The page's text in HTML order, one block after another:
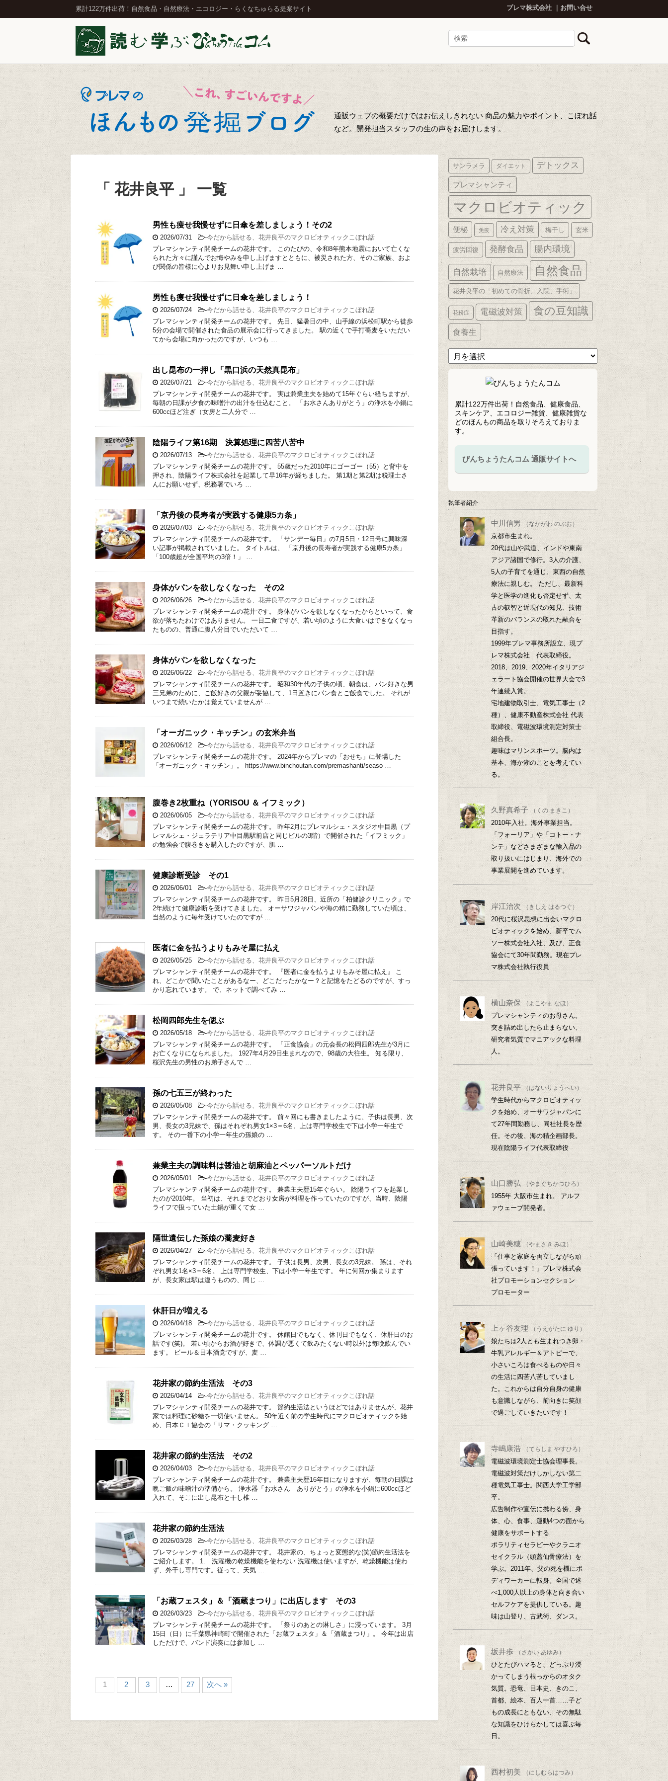
累計122万件出荷！自然食品・自然療法・エコロジー・らくなちゅらる提案サイト プレマ株式会社 お問い合せ
通販ウェブの概要だけではお伝えしきれない 商品の魅力やポイント、こぼれ話
など。開発担当スタッフの生の声をお届けします。
「 花井良平 」 一覧
男性も痩せ我慢せずに日傘を差しましょう！その2
2026/07/31 -今だから話せる、花井良平のマクロビオティックこぼれ話
プレマシャンティ開発チームの花井です。 このたびの、令和8年熊本地震において亡くな
られた方々に謹んでお悔やみを申し上げますとともに、被災された方、そのご家族、およ
び関係の皆様に心よりお見舞い申し上げま …
男性も痩せ我慢せずに日傘を差しましょう！
2026/07/24 -今だから話せる、花井良平のマクロビオティックこぼれ話
プレマシャンティ開発チームの花井です。 先日、猛暑日の中、山手線の浜松町駅から徒歩
5分の会場で開催された食品の展示会に行ってきました。 駅の近くで手打蕎麦をいただい
てから会場に向かったのですが、いつも …
出し昆布の一押し「黒口浜の天然真昆布」
2026/07/21 -今だから話せる、花井良平のマクロビオティックこぼれ話
プレマシャンティ開発チームの花井です。 実は兼業主夫を始めて15年ぐらい経ちますが、
毎朝の日課が夕食の味噌汁の出汁を仕込むこと。 「お水さんありがとう」の浄水を小鍋に
600ccほど注ぎ（女房と二人分で …
陰陽ライフ第16期 決算処理に四苦八苦中
2026/07/13 -今だから話せる、花井良平のマクロビオティックこぼれ話
プレマシャンティ開発チームの花井です。 55歳だった2010年にゴーゴー（55）と背中を
押され、陰陽ライフ株式会社を起業して早16年が経ちました。 第1期と第2期は税理士さ
んにお願いせず、税務署でいろ …
「京丹後の長寿者が実践する健康5カ条」
2026/07/03 -今だから話せる、花井良平のマクロビオティックこぼれ話
プレマシャンティ開発チームの花井です。 「サンデー毎日」の7月5日・12日号に興味深
い記事が掲載されていました。 タイトルは、 「京丹後の長寿者が実践する健康5カ条」
「100歳超が全国平均の3倍！」 …
身体がパンを欲しなくなった その2
2026/06/26 -今だから話せる、花井良平のマクロビオティックこぼれ話
プレマシャンティ開発チームの花井です。 身体がパンを欲しなくなったからといって、食
欲が落ちたわけではありません。 一日二食ですが、若い頃のように大食いはできなくなっ
たものの、普通に腹八分目でいただいて …
身体がパンを欲しなくなった
2026/06/22 -今だから話せる、花井良平のマクロビオティックこぼれ話
プレマシャンティ開発チームの花井です。 昭和30年代の子供の頃、朝食は、パン好きな男
三兄弟のために、ご飯好きの父親が妥協して、1日置きにパン食とご飯食でした。 それが
いつまで続いたかは覚えていませんが …
「オーガニック・キッチン」の玄米弁当
2026/06/12 -今だから話せる、花井良平のマクロビオティックこぼれ話
プレマシャンティ開発チームの花井です。 2024年からプレマの「おせち」に登場した
「オーガニック・キッチン」。 https://www.binchoutan.com/premashanti/seaso …
腹巻き2枚重ね（YORISOU ＆ イフミック）
2026/06/05 -今だから話せる、花井良平のマクロビオティックこぼれ話
プレマシャンティ開発チームの花井です。 昨年2月にプレマルシェ・スタジオ中目黒（プ
レマルシェ・ジェラテリア中目黒駅前店と同じビルの3階）で開催された「イフミック」
の勉強会で腹巻きを購入したのですが、肌 …
健康診断受診 その1
2026/06/01 -今だから話せる、花井良平のマクロビオティックこぼれ話
プレマシャンティ開発チームの花井です。 昨日5月28日、近所の「柏健診クリニック」で
2年続けて健康診断を受けてきました。 オーサワジャパンや海の精に勤務していた頃は、
当然のように毎年受けていたのですが …
医者に金を払うよりもみそ屋に払え
2026/05/25 -今だから話せる、花井良平のマクロビオティックこぼれ話
プレマシャンティ開発チームの花井です。 『医者に金を払うよりもみそ屋に払え』 こ
れ、どこかで聞いたことがあるなー、どこだったかなー？と記憶をたどるのですが、すっ
かり忘れています。 で、ネットで調べてみ …
松岡四郎先生を偲ぶ
2026/05/18 -今だから話せる、花井良平のマクロビオティックこぼれ話
プレマシャンティ開発チームの花井です。 「正食協会」の元会長の松岡四郎先生が3月に
お亡くなりになられました。 1927年4月29日生まれなので、98歳の大往生。 知る限り、
桜沢先生の男性のお弟子さんで …
孫の七五三が終わった
2026/05/08 -今だから話せる、花井良平のマクロビオティックこぼれ話
プレマシャンティ開発チームの花井です。 前々回にも書きましたように、子供は長男、次
男、長女の3兄妹で、孫はそれぞれ男女1×3＝6名、上は専門学校生で下は小学一年生で
す。 その一番下の小学一年生の孫娘の …
兼業主夫の調味料は醤油と胡麻油とペッパーソルトだけ
2026/05/01 -今だから話せる、花井良平のマクロビオティックこぼれ話
プレマシャンティ開発チームの花井です。 兼業主夫歴15年ぐらい。 陰陽ライフを起業し
たのが2010年。 当初は、それまでどおり女房が料理を作っていたのですが、当時、陰陽
ライフで扱っていた土鍋が重くて女 …
隔世遺伝した孫娘の蕎麦好き
2026/04/27 -今だから話せる、花井良平のマクロビオティックこぼれ話
プレマシャンティ開発チームの花井です。 子供は長男、次男、長女の3兄妹。 孫は、それ
ぞれ男女1名×3＝6名。 上は専門学校生、下は小学一年生です。 年に何回か集まります
が、長女家は駅は違うものの、同じ …
休肝日が増える
2026/04/18 -今だから話せる、花井良平のマクロビオティックこぼれ話
プレマシャンティ開発チームの花井です。 休館日でもなく、休刊日でもなく、休肝日のお
話です(笑)。 若い頃からお酒が好きで、体調が悪くて飲みたくない時以外は毎晩飲んでい
ます。 ビール＆日本酒党ですが、麦 …
花井家の節約生活法 その3
2026/04/14 -今だから話せる、花井良平のマクロビオティックこぼれ話
プレマシャンティ開発チームの花井です。 節約生活法というほどではありませんが、花井
家では料理に砂糖を一切使いません。 50年近く前の学生時代にマクロビオティックを始
め、日本ＣＩ協会の「リマ・クッキング …
花井家の節約生活法 その2
2026/04/03 -今だから話せる、花井良平のマクロビオティックこぼれ話
プレマシャンティ開発チームの花井です。 兼業主夫歴16年目になりますが、毎朝の日課は
晩ご飯の味噌汁の準備から。 浄水器「お水さん ありがとう」の浄水を小鍋に600ccほど
入れて、そこに出し昆布と干し椎 …
花井家の節約生活法
2026/03/28 -今だから話せる、花井良平のマクロビオティックこぼれ話
プレマシャンティ開発チームの花井です。 花井家の、ちょっと変態的な(笑)節約生活法を
ご紹介します。 1. 洗濯機の乾燥機能を使わない 洗濯機は使いますが、乾燥機能は使わ
ず、外干し専門です。従って、天気 …
「お蔵フェスタ」＆「酒蔵まつり」に出店します その3
2026/03/23 -今だから話せる、花井良平のマクロビオティックこぼれ話
プレマシャンティ開発チームの花井です。 「祭りのあとの淋しさ」に浸っています。 3月
15日（日）に千葉県神崎町で開催された「お蔵フェスタ」＆「酒蔵まつり」。 今年は出店
しただけで、バンド演奏には参加し …
1 2 3 … 27 次へ »
サンラメラ ダイエット デトックス
プレマシャンティ
マクロビオティック
便秘 免疫 冷え対策 梅干し 玄米
疲労回復 発酵食品 腸内環境
自然栽培 自然療法 自然食品
花井良平の「初めての骨折、入院、手術」
花粉症 電磁波対策 食の豆知識
食養生
ア
ー
カ
累計122万件出荷！自然食品、健康食品、
スキンケア、エコロジー雑貨、健康雑貨な
どのほんもの商品を取りそろえておりま
す。
びんちょうたんコム 通販サイトへ
執筆者紹介
中川信男 （なかがわ のぶお）
京都市生まれ。
20代は山や武道、インドや東南
アジア諸国で修行。3人の介護、
5人の子育てを通じ、東西の自然
療法に親しむ。 ただし、最新科
学と医学の進化も否定せず、太
古の叡智と近現代の知見、技術
革新のバランスの取れた融合を
目指す。
1999年プレマ事務所設立、現プ
レマ株式会社 代表取締役。
2018、2019、2020年イタリアジ
ェラート協会開催の世界大会で3
年連続入賞。
宅地建物取引士、電気工事士（2
種）、健康不動産株式会社 代表
取締役、電磁波環境測定対策士
組合長。
趣味はマリンスポーツ。脳内は
基本、海か湖のことを考えてい
る。
久野真希子 （くの まきこ）
2010年入社。海外事業担当。
「フォーリア」や「コトー・ナ
ンテ」などさまざまな輸入品の
取り扱いにはじまり、海外での
事業展開を進めています。
岸江治次 （きしえ はるつぐ）
20代に桜沢思想に出会いマクロ
ビオティックを始め、新卒でム
ソー株式会社入社、及び、正食
協会にて30年間勤務。現在プレ
マ株式会社執行役員
横山奈保 （よこやま なほ）
プレマシャンティのお母さん。
突き詰め出したら止まらない、
研究者気質でマニアックな料理
人。
花井良平 （はないりょうへい）
学生時代からマクロビオティッ
クを始め、オーサワジャパンに
て27年間勤務し、同社社長を歴
任。その後、海の精企画部長。
現在陰陽ライフ代表取締役
山口勝弘 （やまぐちかつひろ）
1955年 大阪市生まれ。 アルフ
ァウェーブ開発者。
山崎美穂 （やまさき みほ）
「仕事と家庭を両立しながら頑
張っています！」プレマ株式会
社プロモーションセクション
プロモーター
上ヶ谷友理 （うえがたに ゆり）
娘たちは2人とも生まれつき卵・
牛乳アレルギー＆アトピーで、
小さいころは食べるものや日々
の生活に四苦八苦していまし
た。これからは自分自身の健康
も意識しながら、前向きに笑顔
で過ごしていきたいです！
寺嶋康浩 （てらしま やすひろ）
電磁波環境測定士協会理事長。
電磁波対策だけしかしない第二
種電気工事士。関西大学工学部
卒。
広告制作や宣伝に携わる傍、身
体、心、食事、運動4つの面から
健康をサポートする
ポラリティセラピーやクラニオ
セイクラル（頭蓋仙骨療法）を
学ぶ。2011年、父の死を機にボ
ディワーカーに転身。全国で述
べ1,000人以上の身体と向き合い
セルフケアを提供している。趣
味は山登り、古武術、ダンス。
坂井歩 （さかい あゆみ）
ひとたびハマると、どっぷり浸
かってしまう根っからのオタク
気質。恐竜、日本史、きのこ、
首都、絵本、百人一首……子ど
もの成長にともない、その無駄
な知識をひけらかしては喜ぶ毎
日。
西村初美 （にしむらはつみ）